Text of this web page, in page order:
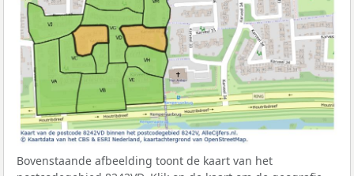
Bovenstaande afbeelding toont de kaart van het